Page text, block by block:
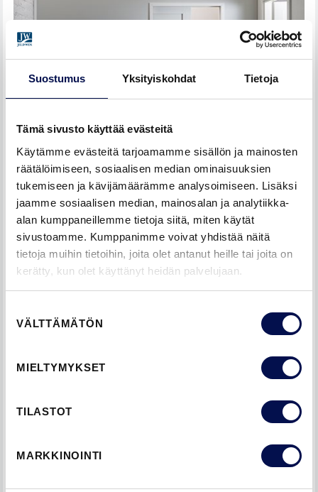
Suostumus Yksityiskohdat Tietoja
Tämä sivusto käyttää evästeitä
Käytämme evästeitä tarjoamamme sisällön ja mainosten
räätälöimiseen, sosiaalisen median ominaisuuksien
tukemiseen ja kävijämäärämme analysoimiseen. Lisäksi
jaamme sosiaalisen median, mainosalan ja analytiikka-
alan kumppaneillemme tietoja siitä, miten käytät
sivustoamme. Kumppanimme voivat yhdistää näitä
tietoja muihin tietoihin, joita olet antanut heille tai joita on
kerätty, kun olet käyttänyt heidän palvelujaan.
valinta
VÄLTTÄMÄTÖN
MIELTYMYKSET
TILASTOT
MARKKINOINTI
LIUKUOVEN ASENNUS SEINÄN SISÄÄN
LIUKUOVEN ASENNUS SEINÄN PÄÄLLE